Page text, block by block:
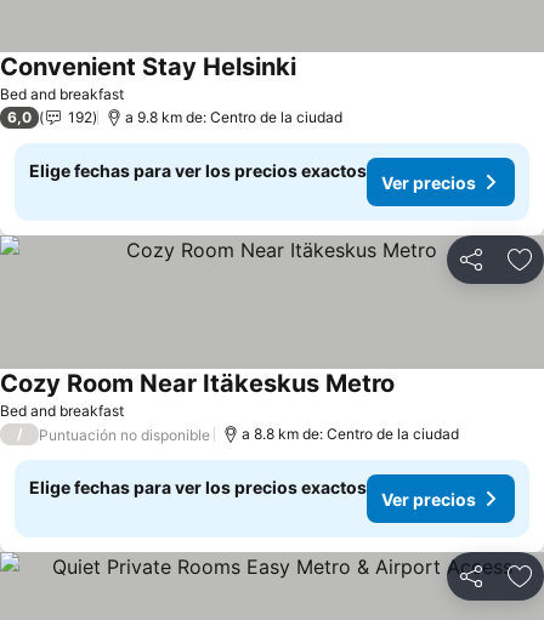
Bed and breakfast
Convenient Stay Helsinki
6,0 192 a 9.8 km de: Centro de la ciudad
Elige fechas para ver los precios exactos
Ver precios
Compartir
Bed and breakfast
Cozy Room Near Itäkeskus Metro
/ Puntuación no disponible a 8.8 km de: Centro de la ciudad
Elige fechas para ver los precios exactos
Ver precios
Compartir